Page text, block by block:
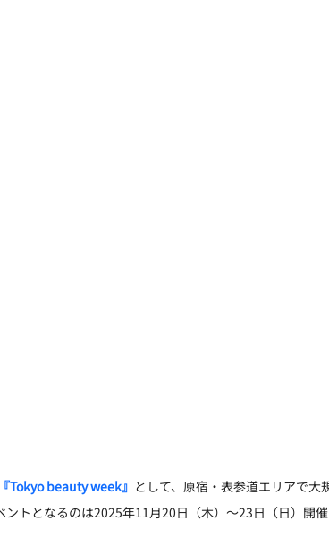
『Tokyo beauty week』 として、原宿・表参道エリアで大
トとなるのは2025年11月20日（木）〜23日（日）開